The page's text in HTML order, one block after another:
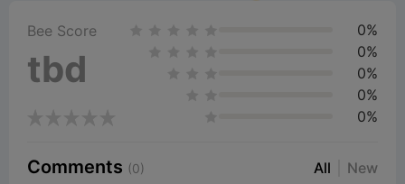
Bee Score
tbd
0%
0%
0%
0%
0%
Comments (0) All New